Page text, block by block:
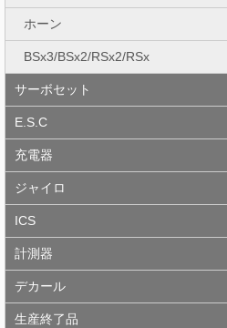
ホーン
BSx3/BSx2/RSx2/RSx
サーボセット
E.S.C
充電器
ジャイロ
ICS
計測器
デカール
生産終了品